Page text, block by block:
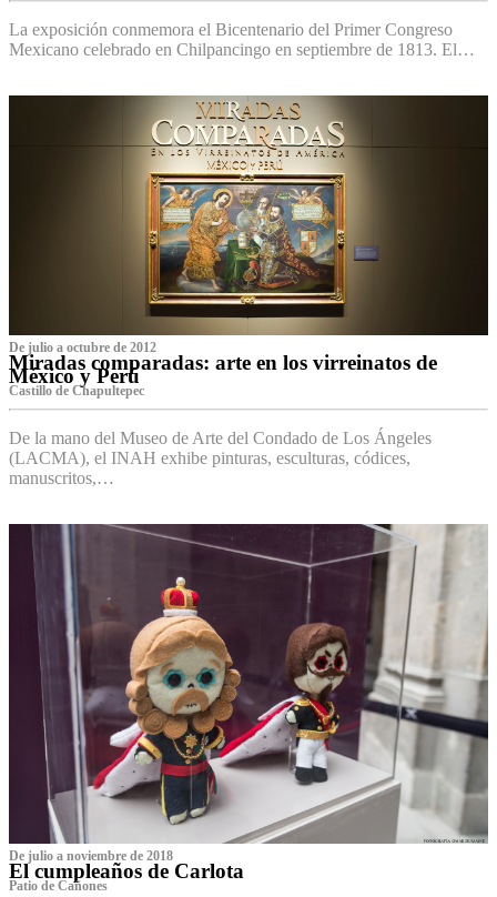
La exposición conmemora el Bicentenario del Primer Congreso
Mexicano celebrado en Chilpancingo en septiembre de 1813. El…
De julio a octubre de 2012
Miradas comparadas: arte en los virreinatos de
México y Perú
Castillo de Chapultepec
De la mano del Museo de Arte del Condado de Los Ángeles
(LACMA), el INAH exhibe pinturas, esculturas, códices,
manuscritos,…
De julio a noviembre de 2018
El cumpleaños de Carlota
Patio de Cañones